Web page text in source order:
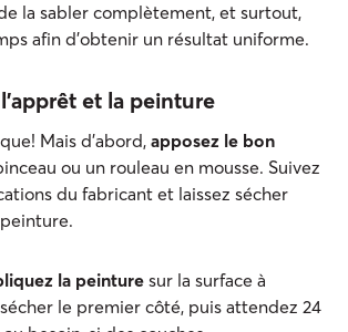
la sabler complètement, et surtout,
afin d’obtenir un résultat uniforme.
et la peinture
Mais d’abord, apposez le bon
ou un rouleau en mousse. Suivez
du fabricant et laissez sécher
peinture.
la peinture sur la surface à
le premier côté, puis attendez 24